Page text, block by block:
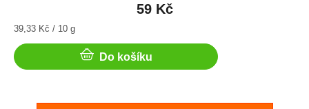
59 Kč
Měrná
39,33 Kč / 10 g
Do košíku